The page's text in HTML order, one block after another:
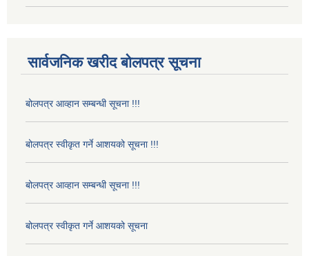
सार्वजनिक खरीद बोलपत्र सूचना
बोलपत्र आव्हान सम्बन्धी सूचना !!!
बोलपत्र स्वीकृत गर्ने आशयको सूचना !!!
बोलपत्र आव्हान सम्बन्धी सूचना !!!
बोलपत्र स्वीकृत गर्ने आशयको सूचना